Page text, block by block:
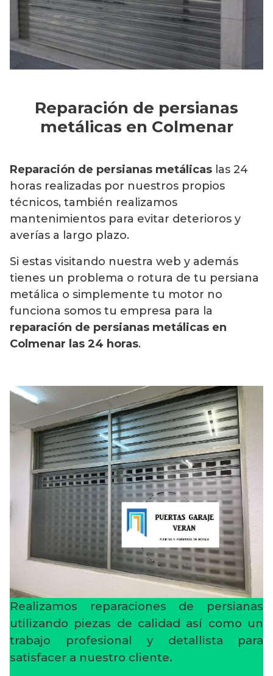
Reparación de persianas
metálicas en Colmenar
Reparación de persianas metálicas las 24
horas realizadas por nuestros propios
técnicos, también realizamos
mantenimientos para evitar deterioros y
averías a largo plazo.
Si estas visitando nuestra web y además
tienes un problema o rotura de tu persiana
metálica o simplemente tu motor no
funciona somos tu empresa para la
reparación de persianas metálicas en
Colmenar las 24 horas.
Realizamos reparaciones de persianas
utilizando piezas de calidad así como un
trabajo profesional y detallista para
satisfacer a nuestro cliente.